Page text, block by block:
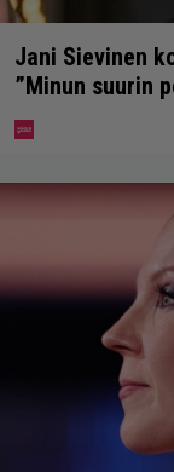
Jani Sievinen
”Minun suurin